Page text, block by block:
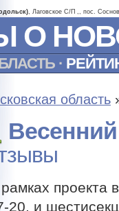
, Лаговское С/П ,, пос.
О
·
область
проекта
20, и